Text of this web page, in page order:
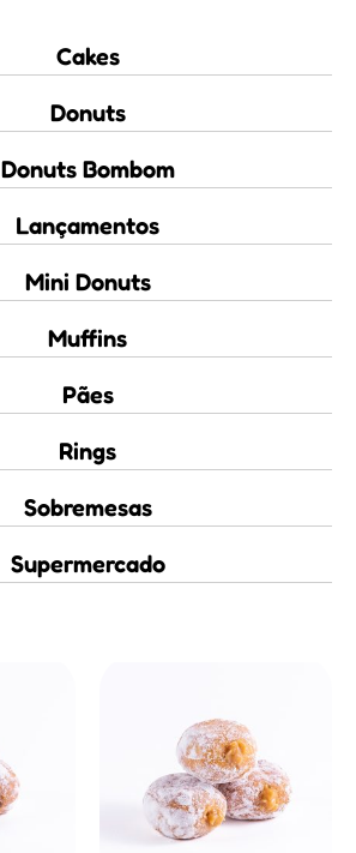
Cakes
Donuts
Donuts Bombom
Lançamentos
Mini Donuts
Muffins
Pães
Rings
Sobremesas
Supermercado